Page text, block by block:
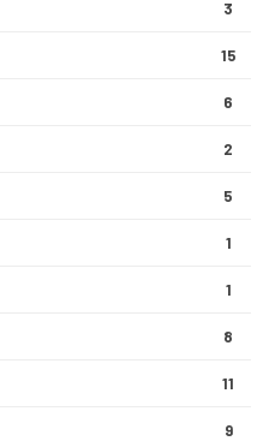
3
15
6
2
5
1
1
8
11
9